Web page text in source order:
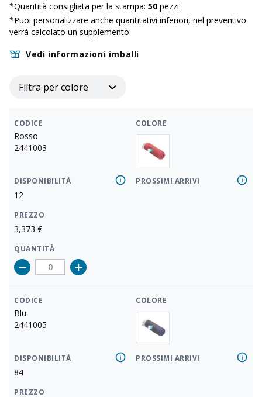
*Quantità consigliata per la stampa: 50 pezzi
*Puoi personalizzare anche quantitativi inferiori, nel preventivo
verrà calcolato un supplemento
Vedi informazioni imballi
Filtra per colore
CODICE
Rosso
2441003
COLORE
PREZZO
3,373 €
DISPONIBILITÀ
12
PROSSIMI ARRIVI
QUANTITÀ
CODICE
Blu
2441005
COLORE
PREZZO
DISPONIBILITÀ
84
PROSSIMI ARRIVI